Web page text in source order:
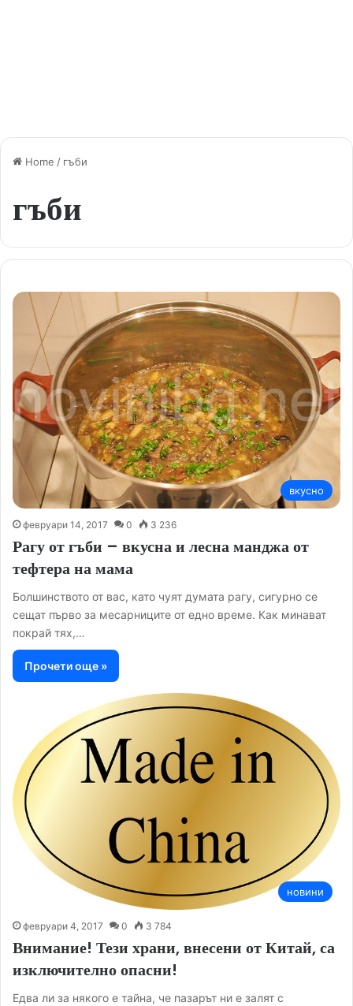
Home / гъби
гъби
вкусно
февруари 14, 2017 0 3 236
Рагу от гъби – вкусна и лесна манджа от
тефтера на мама
Болшинството от вас, като чуят думата рагу, сигурно се
сещат първо за месарниците от едно време. Как минават
покрай тях,…
Прочети още »
новини
февруари 4, 2017 0 3 784
Внимание! Тези храни, внесени от Китай, са
изключително опасни!
Едва ли за някого е тайна, че пазарът ни е залят с